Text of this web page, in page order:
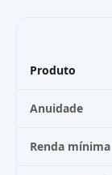
Produto
Anuidade
Renda mínima